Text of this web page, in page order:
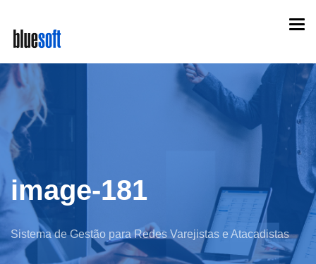
main
content
image-181
Sistema de Gestão para Redes Varejistas e Atacadistas